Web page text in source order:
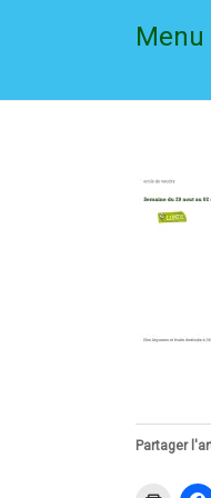
Menu
Partager